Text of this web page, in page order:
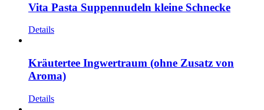
Vita Pasta Suppennudeln kleine Schnecke
Details
Kräutertee Ingwertraum (ohne Zusatz von
Aroma)
Details